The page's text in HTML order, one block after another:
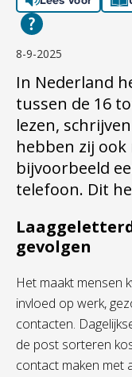
8-9-2025
In Nederland
tussen de 16
lezen,
hebben zij
bijvoorbeeld
telefoon. Dit
gevolgen
Het maakt mensen
invloed op werk,
contacten.
de post sorteren
contact maken met